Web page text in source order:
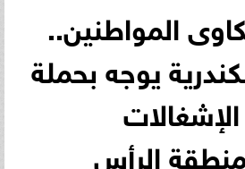
المواطنين..
يوجه بحملة
الإشغالات
الرأس